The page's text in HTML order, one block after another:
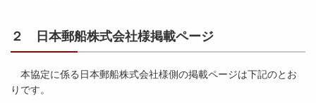
２ 日本郵船株式会社様掲載ページ
本協定に係る日本郵船株式会社様側の掲載ページは下記のとお
りです。